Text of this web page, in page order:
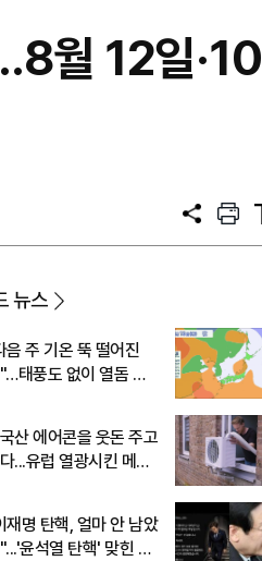
월 12일·10
공
프
트
뉴스
음 주 기온 뚝 떨어진
태풍도 없이 열돔 박
산 에어콘을 웃돈 주고
...유럽 열광시킨 메이
재명 탄핵, 얼마 안 남았
윤석열 탄핵' 맞힌 무